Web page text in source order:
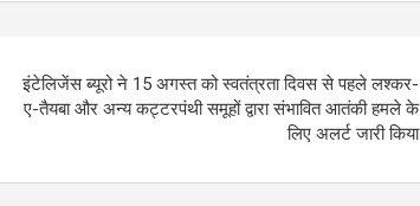
इंटेलिजेंस ब्यूरो ने 15 अगस्त को स्वतंत्रता दिवस से पहले लश्कर-
ए-तैयबा और अन्य कट्टरपंथी समूहों द्वारा संभावित आतंकी हमले के
लिए अलर्ट जारी किया